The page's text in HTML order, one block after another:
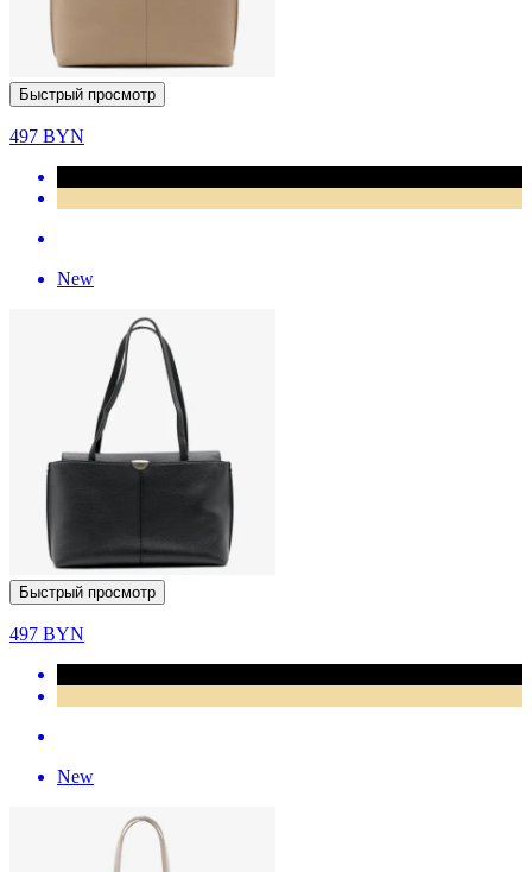
Быстрый просмотр
497 BYN
New
Быстрый просмотр
497 BYN
New